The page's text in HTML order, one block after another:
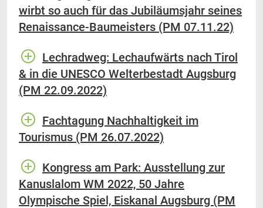
wirbt so auch für das Jubiläumsjahr seines
Renaissance-Baumeisters (PM 07.11.22)
Lechradweg: Lechaufwärts nach Tirol
& in die UNESCO Welterbestadt Augsburg
(PM 22.09.2022)
Fachtagung Nachhaltigkeit im
Tourismus (PM 26.07.2022)
Kongress am Park: Ausstellung zur
Kanuslalom WM 2022, 50 Jahre
Olympische Spiel, Eiskanal Augsburg (PM